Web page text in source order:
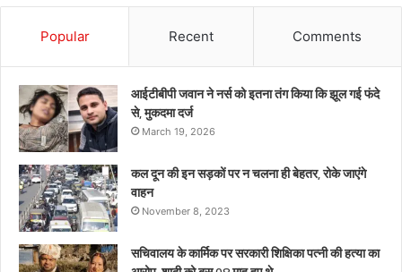
गए
प्रतिनियुक्ति
Popular Recent Comments
आईटीबीपी जवान ने नर्स को इतना तंग किया कि झूल गई फंदे
से, मुकदमा दर्ज
March 19, 2026
कल दून की इन सड़कों पर न चलना ही बेहतर, रोके जाएंगे
वाहन
November 8, 2023
सचिवालय के कार्मिक पर सरकारी शिक्षिका पत्नी की हत्या का